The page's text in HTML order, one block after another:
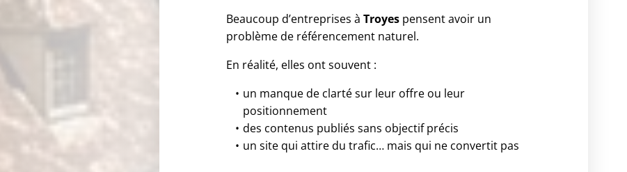
Beaucoup d’entreprises à Troyes pensent avoir un
problème de référencement naturel.
En réalité, elles ont souvent :
un manque de clarté sur leur offre ou leur
positionnement
des contenus publiés sans objectif précis
un site qui attire du trafic… mais qui ne convertit pas